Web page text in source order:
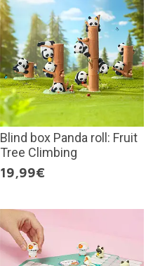
Blind box Panda roll: Fruit
Tree Climbing
19,99€